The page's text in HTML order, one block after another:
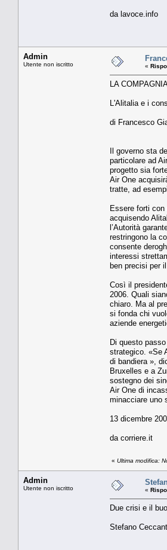
da lavoce.info
Admin
Utente non iscritto «
LA
L'Alitalia e i
di Francesco
Il governo sta
particolare ad
progetto sia
Air One
tratte, ad
Essere forti
acquisendo
l’Autorità
restringono la
consente
interessi
ben precisi per
Così il
2006. Quali
chiaro. Ma al
si fonda chi
aziende
Di questo
strategico. «Se
di bandiera »,
Bruxelles e a
sostegno dei
Air One di
minacciare uno
13 dicembre
da corriere.it
« Ultima modifica:
Admin
Utente non iscritto «
Due crisi e il
Stefano